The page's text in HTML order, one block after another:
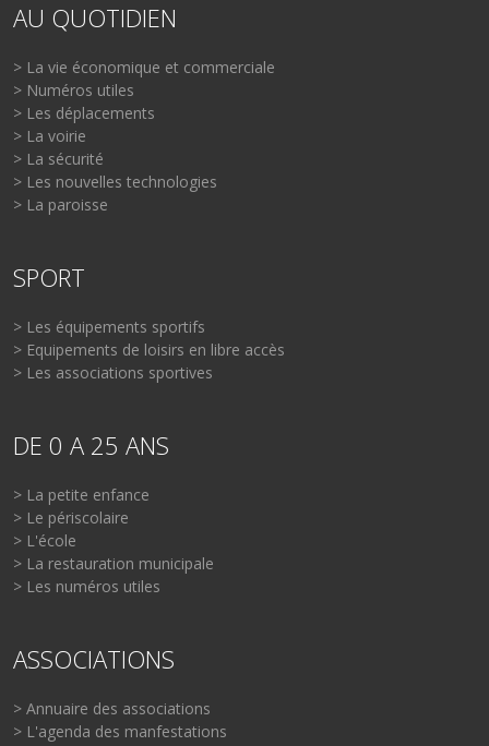
AU QUOTIDIEN
> La vie économique et commerciale
> Numéros utiles
> Les déplacements
> La voirie
> La sécurité
> Les nouvelles technologies
> La paroisse
SPORT
> Les équipements sportifs
> Equipements de loisirs en libre accès
> Les associations sportives
DE 0 A 25 ANS
> La petite enfance
> Le périscolaire
> L'école
> La restauration municipale
> Les numéros utiles
ASSOCIATIONS
> Annuaire des associations
> L'agenda des manfestations